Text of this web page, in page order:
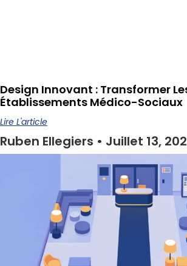
Design Innovant : Transformer
Établissements Médico-Sociaux
Lire L'article
Ruben Ellegiers Juillet 13,